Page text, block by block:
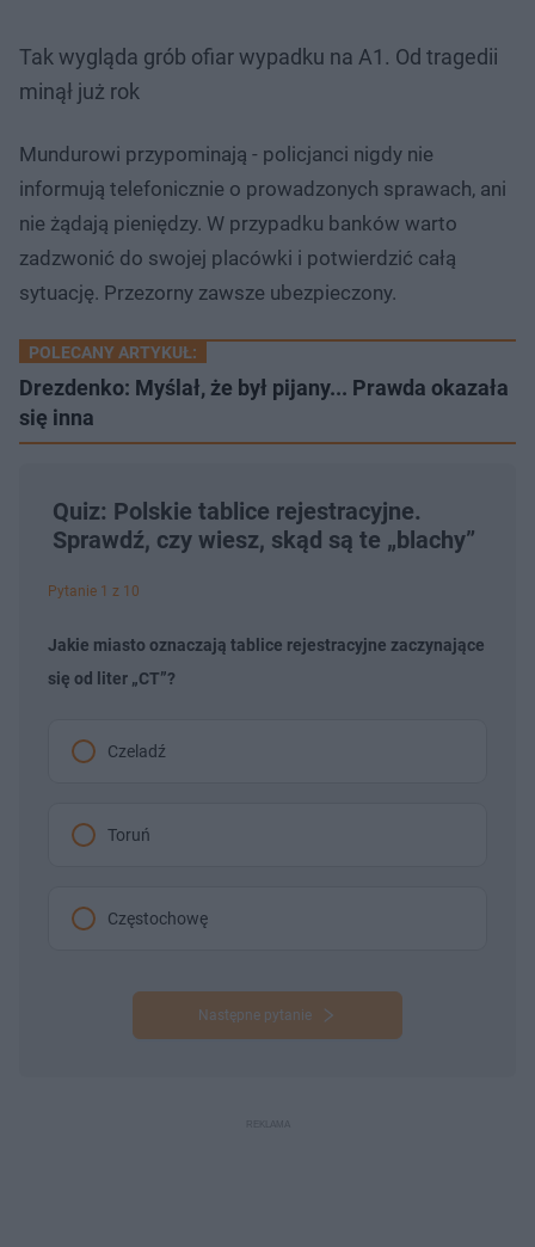
Tak wygląda grób ofiar wypadku na A1. Od tragedii
minął już rok
Mundurowi przypominają - policjanci nigdy nie
informują telefonicznie o prowadzonych sprawach, ani
nie żądają pieniędzy. W przypadku banków warto
zadzwonić do swojej placówki i potwierdzić całą
sytuację. Przezorny zawsze ubezpieczony.
POLECANY ARTYKUŁ:
Drezdenko: Myślał, że był pijany... Prawda okazała
się inna
Quiz: Polskie tablice rejestracyjne.
Sprawdź, czy wiesz, skąd są te „blachy”
Pytanie 1 z 10
Jakie miasto oznaczają tablice rejestracyjne zaczynające
się od liter „CT”?
Czeladź
Toruń
Częstochowę
Następne pytanie